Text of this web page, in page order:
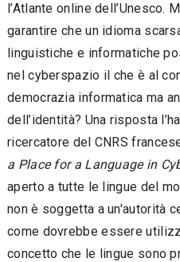
l’Atlante online dell’Unesco.
garantire che un idioma
linguistiche e informatiche
nel cyberspazio il che è al
democrazia informatica ma
dell’identità? Una risposta
ricercatore del CNRS
a Place for a Language in
aperto a tutte le lingue del
non è soggetta a un'autorità
come dovrebbe essere
concetto che le lingue sono